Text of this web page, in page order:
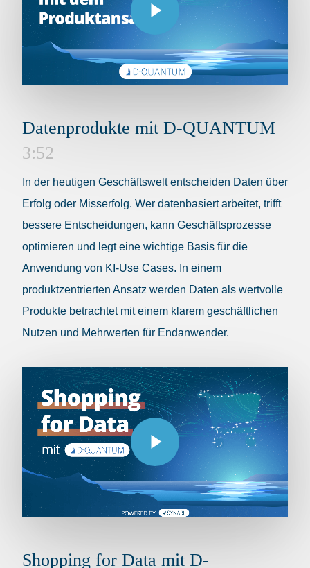
Datenprodukte mit D-QUANTUM
3:52
In der heutigen Geschäftswelt entscheiden Daten über
Erfolg oder Misserfolg. Wer datenbasiert arbeitet, trifft
bessere Entscheidungen, kann Geschäftsprozesse
optimieren und legt eine wichtige Basis für die
Anwendung von KI-Use Cases. In einem
produktzentrierten Ansatz werden Daten als wertvolle
Produkte betrachtet mit einem klarem geschäftlichen
Nutzen und Mehrwerten für Endanwender.
Play Video
Play Video
Shopping for Data mit D-